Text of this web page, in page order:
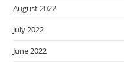
August 2022
July 2022
June 2022